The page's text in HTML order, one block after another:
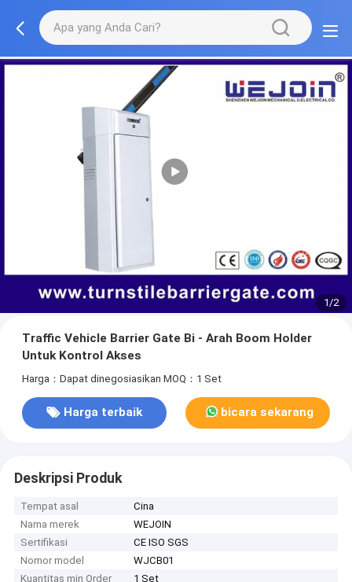
1/2
Traffic Vehicle Barrier Gate Bi - Arah Boom Holder
Untuk Kontrol Akses
Harga：Dapat dinegosiasikan MOQ：1 Set
Harga terbaik bicara sekarang
Deskripsi Produk
Tempat asal
Cina
Nama merek
WEJOIN
Sertifikasi
CE ISO SGS
Nomor model
WJCB01
Kuantitas min Order
1 Set